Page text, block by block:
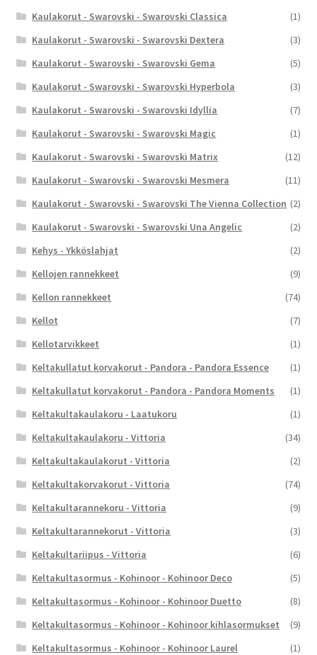
Kaulakorut - Swarovski - Swarovski Classica
(1)
Kaulakorut - Swarovski - Swarovski Dextera
(3)
Kaulakorut - Swarovski - Swarovski Gema
(5)
Kaulakorut - Swarovski - Swarovski Hyperbola
(3)
Kaulakorut - Swarovski - Swarovski Idyllia
(7)
Kaulakorut - Swarovski - Swarovski Magic
(1)
Kaulakorut - Swarovski - Swarovski Matrix
(12)
Kaulakorut - Swarovski - Swarovski Mesmera
(11)
Kaulakorut - Swarovski - Swarovski The Vienna Collection (2)
Kaulakorut - Swarovski - Swarovski Una Angelic
(2)
Kehys - Ykköslahjat
(2)
Kellojen rannekkeet
(9)
Kellon rannekkeet
(74)
Kellot
(7)
Kellotarvikkeet
(1)
Keltakullatut korvakorut - Pandora - Pandora Essence
(1)
Keltakullatut korvakorut - Pandora - Pandora Moments
(1)
Keltakultakaulakoru - Laatukoru
(1)
Keltakultakaulakoru - Vittoria
(34)
Keltakultakaulakorut - Vittoria
(2)
Keltakultakorvakorut - Vittoria
(74)
Keltakultarannekoru - Vittoria
(9)
Keltakultarannekorut - Vittoria
(3)
Keltakultariipus - Vittoria
(6)
Keltakultasormus - Kohinoor - Kohinoor Deco
(5)
Keltakultasormus - Kohinoor - Kohinoor Duetto
(8)
Keltakultasormus - Kohinoor - Kohinoor kihlasormukset
(9)
Keltakultasormus - Kohinoor - Kohinoor Laurel
(1)